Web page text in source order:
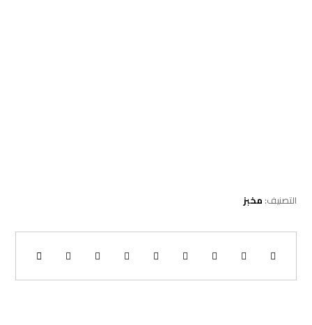
التصنيف: مخبز